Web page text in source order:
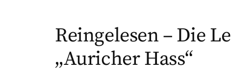
Reingelesen – Die
„Auricher Hass“